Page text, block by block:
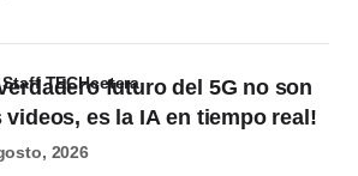
futuro del 5G no son
videos, es la IA en tiempo real!
Staff TECHcetera
2026